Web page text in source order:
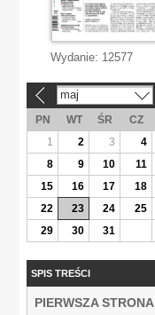
Wydanie: 12577
maj
PN WT ŚR CZ
1
2 3 4
8
9 10 11
15
16 17 18
22
23 24 25
29
30 31
SPIS TREŚCI
PIERWSZA STRONA